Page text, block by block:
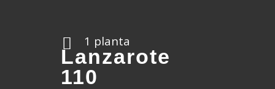
1 planta
Lanzarote
110